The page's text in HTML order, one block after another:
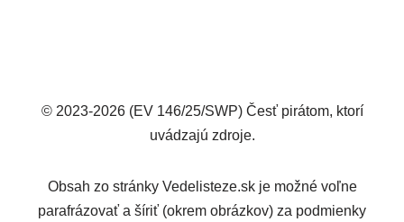
© 2023-2026 (EV 146/25/SWP) Česť pirátom, ktorí
uvádzajú zdroje.
Obsah zo stránky Vedelisteze.sk je možné voľne
parafrázovať a šíriť (okrem obrázkov) za podmienky